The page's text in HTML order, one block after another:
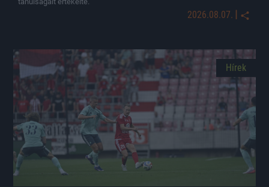
2026.08.07. |
Hírek